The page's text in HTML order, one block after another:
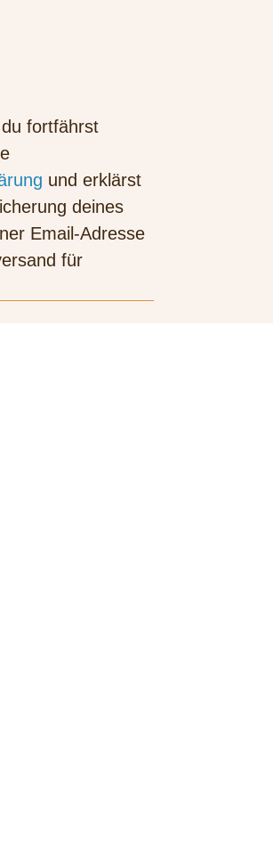
fortfährst
und erklärst
deines
Email-Adresse
für